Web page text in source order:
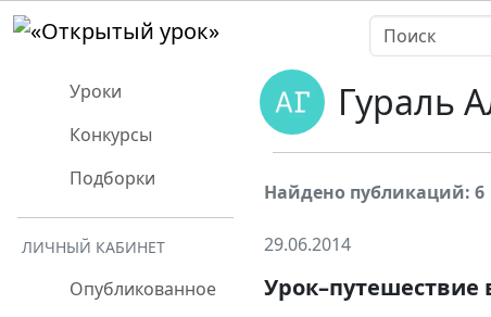
Уроки
Конкурсы
Подборки
ЛИЧНЫЙ КАБИНЕТ
Опубликованное
Гураль
Найдено публикаций: 6
29.06.2014
Урок–путешествие